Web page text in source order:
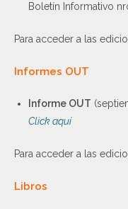
Boletín Informativo
Para acceder a las
Informes OUT
Informe OUT
Click aquí
Para acceder a las
Libros